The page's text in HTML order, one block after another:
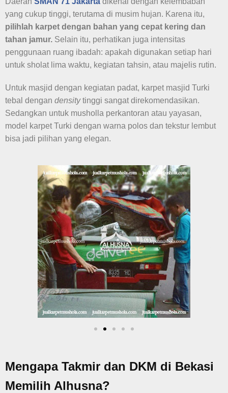
yang cukup tinggi, terutama di musim hujan. Karena itu,
pilihlah karpet dengan bahan yang cepat kering dan
tahan jamur. Selain itu, perhatikan juga intensitas
penggunaan ruang ibadah: apakah digunakan setiap hari
untuk sholat lima waktu, kegiatan tahsin, atau majelis rutin.
Untuk masjid dengan kegiatan padat, karpet masjid Turki
tebal dengan densitytinggi sangat direkomendasikan.
Sedangkan untuk musholla perkantoran atau yayasan,
model karpet Turki dengan warna polos dan tekstur lembut
bisa jadi pilihan yang elegan.
Mengapa Takmir dan DKM di Bekasi
Memilih Alhusna?